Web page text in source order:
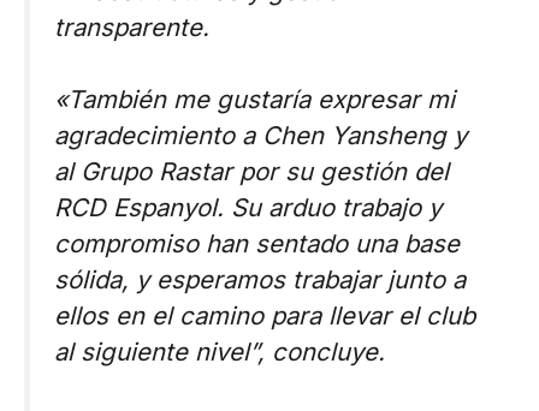
transparente.
«También me gustaría expresar mi
agradecimiento a Chen Yansheng y
al Grupo Rastar por su gestión del
RCD Espanyol. Su arduo trabajo y
compromiso han sentado una base
sólida, y esperamos trabajar junto a
ellos en el camino para llevar el club
al siguiente nivel”, concluye.